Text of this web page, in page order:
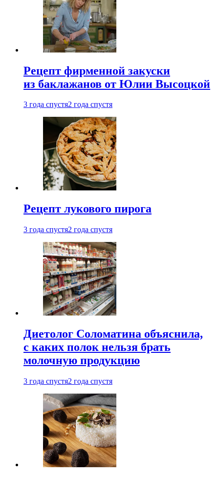
Рецепт фирменной закуски
из баклажанов от Юлии Высоцкой
3 года спустя2 года спустя
Рецепт лукового пирога
3 года спустя2 года спустя
Диетолог Соломатина объяснила,
с каких полок нельзя брать
молочную продукцию
3 года спустя2 года спустя